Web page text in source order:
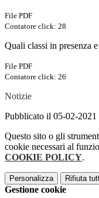
File PDF
Contatore click: 28
Quali classi in presenza
File PDF
Contatore click: 26
Notizie
Pubblicato il 05-02-2021
Questo sito o gli
cookie necessari al
COOKIE POLICY.
Personalizza Rifiuta
Gestione cookie